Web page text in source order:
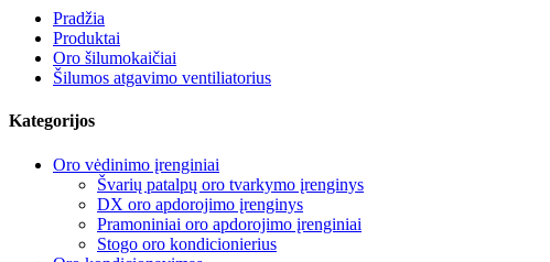
Pradžia
Produktai
Oro šilumokaičiai
Šilumos atgavimo ventiliatorius
Kategorijos
Oro vėdinimo įrenginiai
Švarių patalpų oro tvarkymo įrenginys
DX oro apdorojimo įrenginys
Pramoniniai oro apdorojimo įrenginiai
Stogo oro kondicionierius